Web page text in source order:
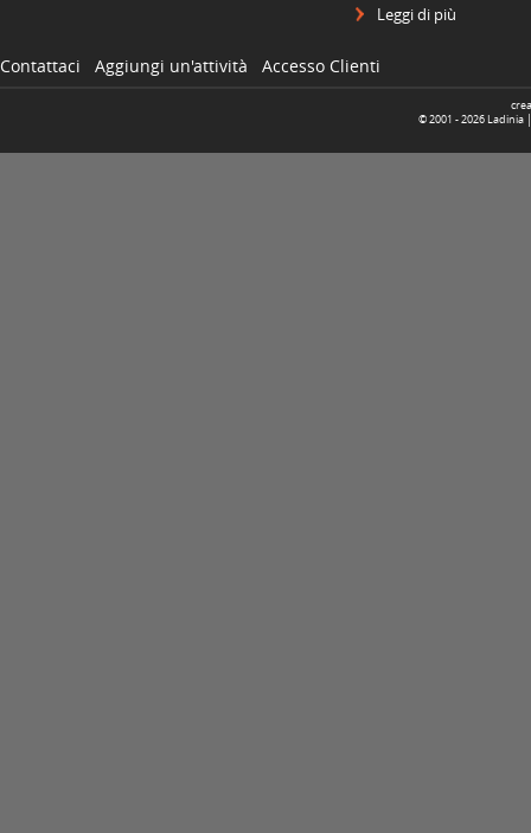
Leggi di più
Contattaci Aggiungi un'attività Accesso Clienti
© 2001 -2026 Ladinia